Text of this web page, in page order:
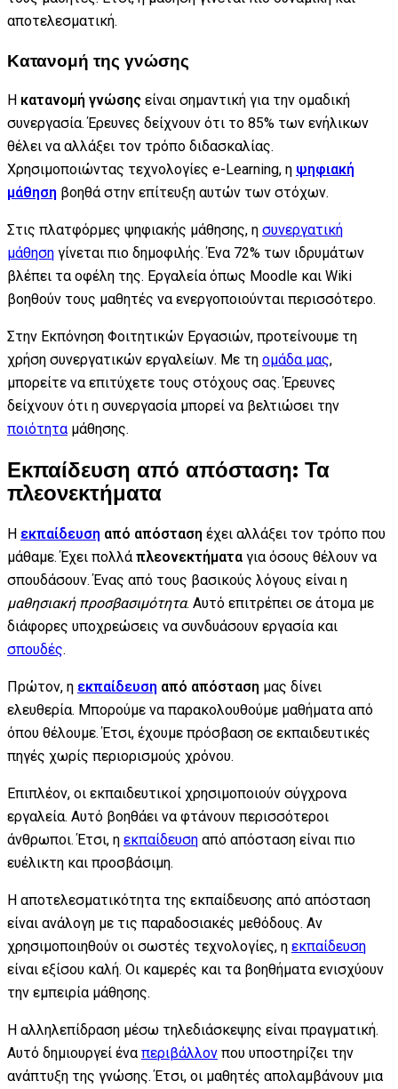
αποτελεσματική.
Κατανομή της γνώσης
Η κατανομή γνώσης είναι σημαντική για την ομαδική
συνεργασία. Έρευνες δείχνουν ότι το 85% των ενήλικων
θέλει να αλλάξει τον τρόπο διδασκαλίας.
Χρησιμοποιώντας τεχνολογίες e-Learning, η ψηφιακή
μάθηση βοηθά στην επίτευξη αυτών των στόχων.
Στις πλατφόρμες ψηφιακής μάθησης, η συνεργατική
μάθηση γίνεται πιο δημοφιλής. Ένα 72% των ιδρυμάτων
βλέπει τα οφέλη της. Εργαλεία όπως Moodle και Wiki
βοηθούν τους μαθητές να ενεργοποιούνται περισσότερο.
Στην Εκπόνηση Φοιτητικών Εργασιών, προτείνουμε τη
χρήση συνεργατικών εργαλείων. Με τη ομάδα μας,
μπορείτε να επιτύχετε τους στόχους σας. Έρευνες
δείχνουν ότι η συνεργασία μπορεί να βελτιώσει την
ποιότηταμάθησης.
Εκπαίδευση από απόσταση: Τα
πλεονεκτήματα
Η εκπαίδευση από απόσταση έχει αλλάξει τον τρόπο που
μάθαμε. Έχει πολλάπλεονεκτήματα για όσους θέλουν να
σπουδάσουν. Ένας από τους βασικούς λόγους είναι η
μαθησιακή προσβασιμότητα. Αυτό επιτρέπει σε άτομα με
διάφορες υποχρεώσεις να συνδυάσουν εργασία και
σπουδές.
Πρώτον, η εκπαίδευση από απόσταση μας δίνει
ελευθερία. Μπορούμε να παρακολουθούμε μαθήματα από
όπου θέλουμε. Έτσι, έχουμε πρόσβαση σε εκπαιδευτικές
πηγές χωρίς περιορισμούς χρόνου.
Επιπλέον, οι εκπαιδευτικοί χρησιμοποιούν σύγχρονα
εργαλεία. Αυτό βοηθάει να φτάνουν περισσότεροι
άνθρωποι. Έτσι, η εκπαίδευση από απόσταση είναι πιο
ευέλικτη και προσβάσιμη.
Η αποτελεσματικότητα της εκπαίδευσης από απόσταση
είναι ανάλογη με τις παραδοσιακές μεθόδους. Αν
χρησιμοποιηθούν οι σωστές τεχνολογίες, η εκπαίδευση
είναι εξίσου καλή. Οι καμερές και τα βοηθήματα ενισχύουν
την εμπειρία μάθησης.
Η αλληλεπίδραση μέσω τηλεδιάσκεψης είναι πραγματική.
Αυτό δημιουργεί έναπεριβάλλον που υποστηρίζει την
ανάπτυξη της γνώσης. Έτσι, οι μαθητές απολαμβάνουν μια